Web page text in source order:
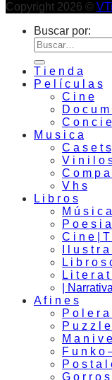
Copyright 2026 ©
Buscar por:
T i e n d a
P e l í c u l a s
C i n e
D o c u
C o n c i
M u s i c a
C a s e t s
V i n i l o
C o m p a
V h s
L i b r o s
M ú s i c
P o e s i
C i n e | T
I l u s t r
L i b r o s
L i t e r a
|
A f i n e s
P o l e r a
P u z z l e
M a n i v e
F u n k o
P o s t a l
G o r r o s |